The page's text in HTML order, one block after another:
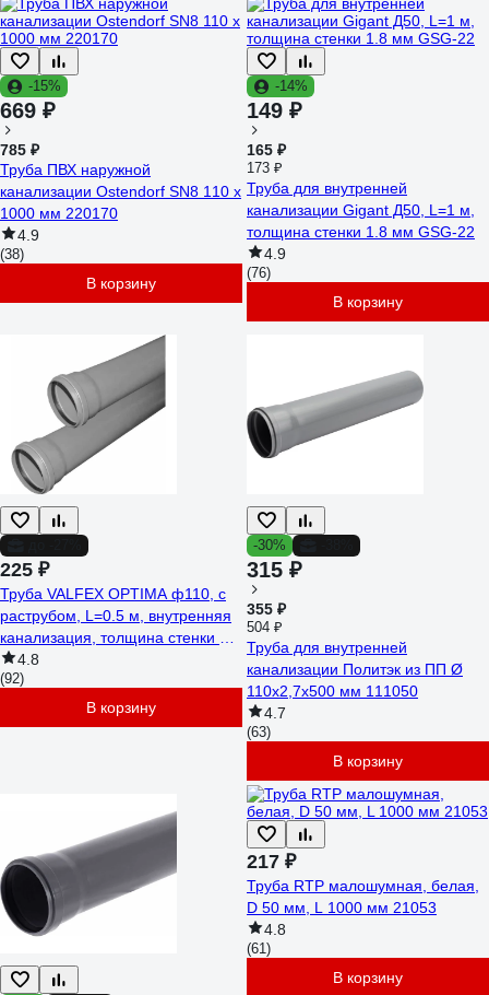
-15%
669 ₽
785 ₽
Труба ПВХ наружной
канализации Ostendorf SN8 110 х
1000 мм 220170
4.9
(38)
В корзину
-14%
149 ₽
165 ₽
173 ₽
Труба для внутренней
канализации Gigant Д50, L=1 м,
толщина стенки 1.8 мм GSG-22
4.9
(76)
В корзину
225 ₽
Труба VALFEX OPTIMA ф110, с
раструбом, L=0.5 м, внутренняя
канализация, толщина стенки 2.2
211100050
4.8
(92)
В корзину
-30%
315 ₽
355 ₽
504 ₽
Труба для внутренней
канализации Политэк из ПП Ø
110x2,7x500 мм 111050
4.7
(63)
В корзину
217 ₽
Труба RTP малошумная, белая,
D 50 мм, L 1000 мм 21053
4.8
(61)
В корзину